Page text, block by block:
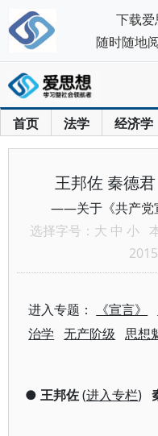
首页 法学 经济学
王邦佐 秦德
——关于《共产党
选择字号： 大 中 小
进入专题： 《宣言》
治学
无产阶级 思想
● 王邦佐(进入专栏)
下载爱
随时随地